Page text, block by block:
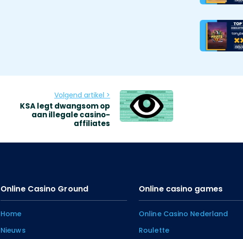
Volgend artikel >
KSA legt dwangsom op
aan illegale casino-
affiliates
Online Casino Ground
Home
Nieuws
Online casino games
Online Casino Nederland
Roulette